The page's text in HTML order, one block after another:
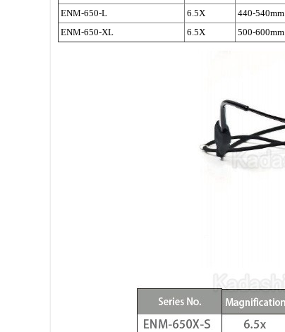
ENM-650-L
6.5X 440-540mm
ENM-650-XL
6.5X 500-600mm